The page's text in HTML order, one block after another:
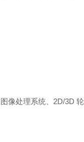
像处理系统、2D/3D